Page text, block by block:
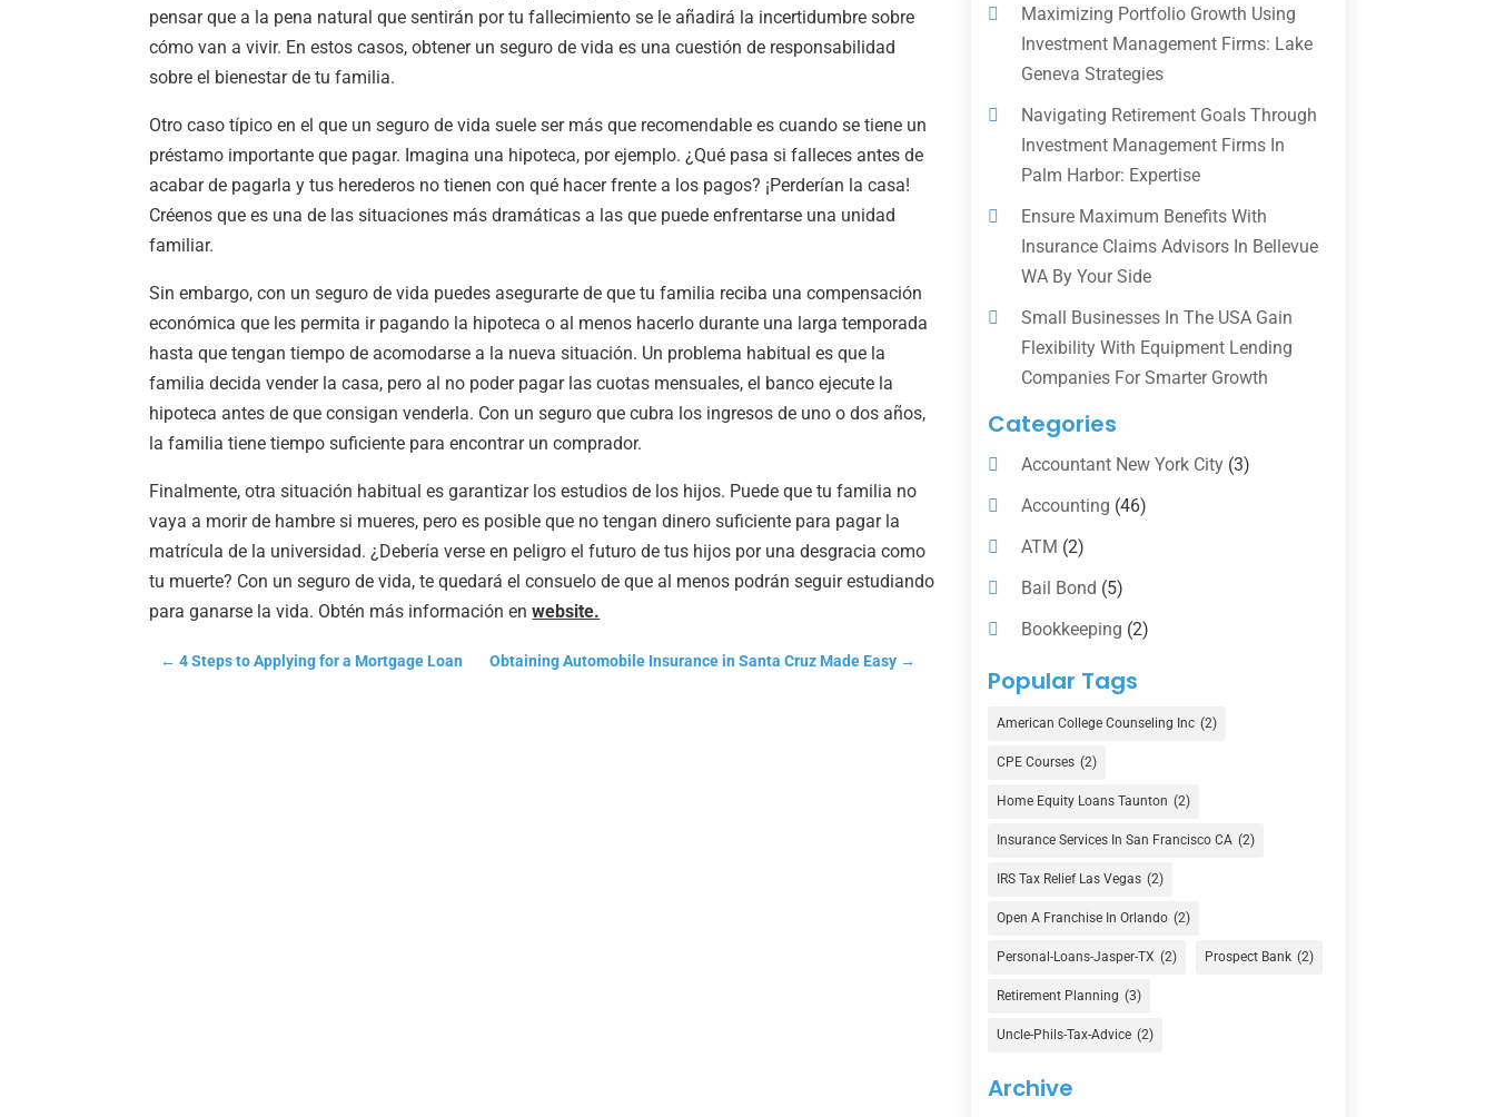
pensar que a la pena natural que sentirán por tu fallecimiento se le añadirá la incertidumbre sobre
cómo van a vivir. En estos casos, obtener un seguro de vida es una cuestión de responsabilidad
sobre el bienestar de tu familia.
Otro caso típico en el que un seguro de vida suele ser más que recomendable es cuando se tiene un
préstamo importante que pagar. Imagina una hipoteca, por ejemplo. ¿Qué pasa si falleces antes de
acabar de pagarla y tus herederos no tienen con qué hacer frente a los pagos? ¡Perderían la casa!
Créenos que es una de las situaciones más dramáticas a las que puede enfrentarse una unidad
familiar.
Sin embargo, con un seguro de vida puedes asegurarte de que tu familia reciba una compensación
económica que les permita ir pagando la hipoteca o al menos hacerlo durante una larga temporada
hasta que tengan tiempo de acomodarse a la nueva situación. Un problema habitual es que la
familia decida vender la casa, pero al no poder pagar las cuotas mensuales, el banco ejecute la
hipoteca antes de que consigan venderla. Con un seguro que cubra los ingresos de uno o dos años,
la familia tiene tiempo suficiente para encontrar un comprador.
Finalmente, otra situación habitual es garantizar los estudios de los hijos. Puede que tu familia no
vaya a morir de hambre si mueres, pero es posible que no tengan dinero suficiente para pagar la
matrícula de la universidad. ¿Debería verse en peligro el futuro de tus hijos por una desgracia como
tu muerte? Con un seguro de vida, te quedará el consuelo de que al menos podrán seguir estudiando
para ganarse la vida. Obtén más información enwebsite.
←4 Steps to Applying for a Mortgage Loan Obtaining Automobile Insurance in Santa Cruz Made Easy →
Maximizing Portfolio Growth Using
Investment Management Firms: Lake
Geneva Strategies
Navigating Retirement Goals Through
Investment Management Firms In
Palm Harbor: Expertise
Ensure Maximum Benefits With
Insurance Claims Advisors In Bellevue
WA By Your Side
Small Businesses In The USA Gain
Flexibility With Equipment Lending
Companies For Smarter Growth
Categories
Accountant New York City(3)
Accounting (46)
ATM (2)
Bail Bond (5)
Bookkeeping (2)
Counselor
Credit Union
Currency Exchange Service
Finance (74)
Finance Broker(3)
Financial Advisor(16)
Financial Services(147)
Gold Dealer(1)
Insurance(101)
Investing(1)
Investments
Popular Tags
American College Counseling Inc (2)
CPE Courses (2)
Home Equity Loans Taunton (2)
Insurance Services In San Francisco CA (2)
IRS Tax Relief Las Vegas (2)
Open A Franchise In Orlando (2)
Personal-Loans-Jasper-TX (2) Prospect Bank (2)
Retirement Planning (3)
Uncle-Phils-Tax-Advice (2)
Archive